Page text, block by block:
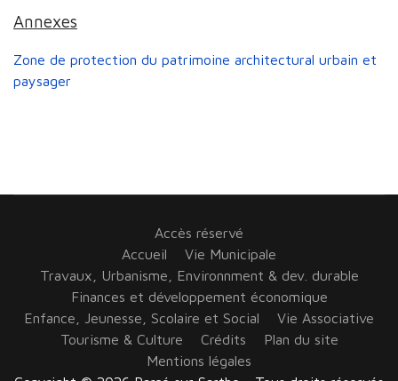
Annexes
Zone de protection du patrimoine architectural urbain et
paysager
Accès réservé
Accueil
Vie Municipale
Travaux, Urbanisme, Environnment & dev. durable
Finances et développement économique
Enfance, Jeunesse, Scolaire et Social
Vie Associative
Tourisme & Culture
Crédits
Plan du site
Mentions légales